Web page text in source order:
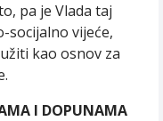
pa je Vlada taj
socijalno vijeće,
kao osnov za
I DOPUNAMA